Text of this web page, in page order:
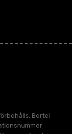
Bertel